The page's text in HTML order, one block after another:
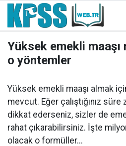
Yüksek emekli maaşı
o yöntemler
Yüksek emekli maaşı almak
mevcut. Eğer çalıştığınız süre
dikkat ederseniz, sizler de
rahat çıkarabilirsiniz. İşte
olacak o formüller...